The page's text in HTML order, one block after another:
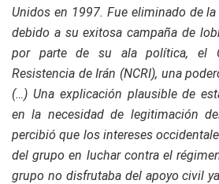
Unidos en 1997. Fue eliminado de
debido a su exitosa campaña de
por parte de su ala política, el
Resistencia de Irán (NCRI), una
(…) Una explicación plausible de
en la necesidad de legitimación
percibió que los intereses
del grupo en luchar contra el
grupo no disfrutaba del apoyo civil